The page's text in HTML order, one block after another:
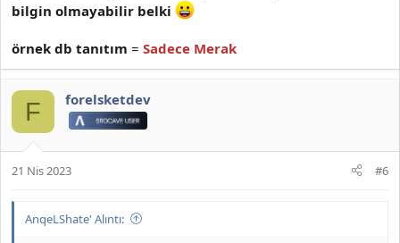
bilgin olmayabilir belki
örnek db tanıtım = Sadece Merak
F forelsketdev
21 Nis 2023 #6
AnqeLShate' Alıntı: